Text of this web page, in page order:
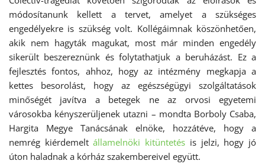
módosítanunk kellett a tervet, amelyet a szükséges
engedélyekre is szükség volt. Kollégáimnak köszönhetően,
akik nem hagyták magukat, most már minden engedély
sikerült beszereznünk és folytathatjuk a beruházást. Ez a
fejlesztés fontos, ahhoz, hogy az intézmény megkapja a
kettes besorolást, hogy az egészségügyi szolgáltatások
minőségét javítva a betegek ne az orvosi egyetemi
városokba kényszerüljenek utazni – mondta Borboly Csaba,
Hargita Megye Tanácsának elnöke, hozzátéve, hogy a
nemrég kiérdemeltállamelnöki kitüntetés is jelzi, hogy jó
úton haladnak a kórház szakembereivel együtt.